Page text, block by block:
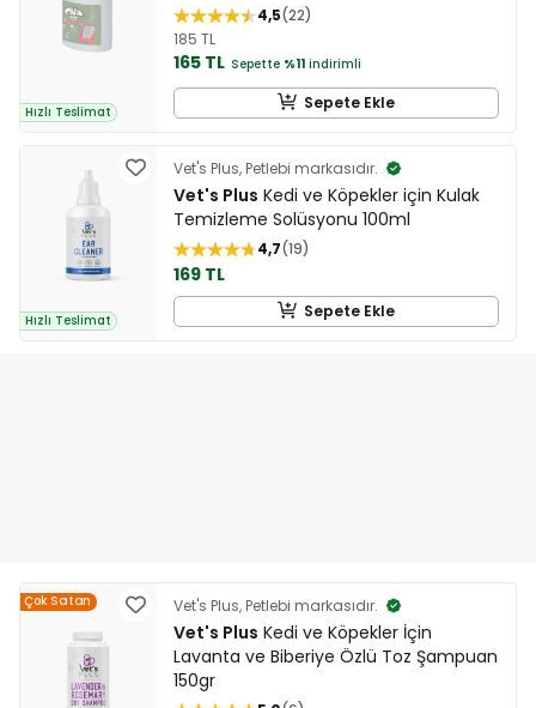
Hızlı Teslimat
4,5 22
185 TL
165 TL Sepette %11 indirimli
Sepete Ekle
Hızlı Teslimat
Vet's Plus, Petlebi markasıdır.
Vet's Plus Kedi ve Köpekler için Kulak
Temizleme Solüsyonu 100ml
4,7 19
169 TL
Sepete Ekle
Çok Satan Vet's Plus, Petlebi markasıdır.
Vet's Plus Kedi ve Köpekler İçin
Lavanta ve Biberiye Özlü Toz Şampuan
150gr